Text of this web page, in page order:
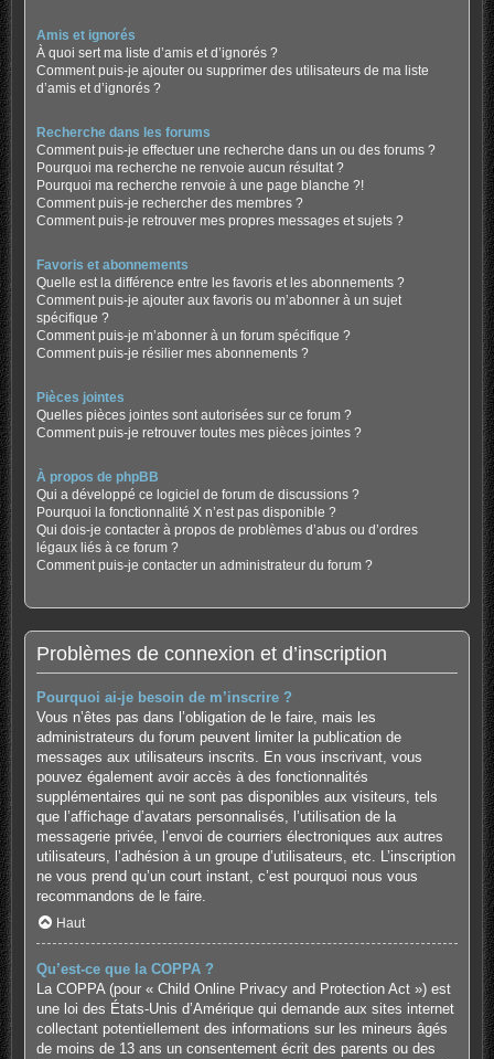
Amis et ignorés
À quoi sert ma liste d’amis et d’ignorés ?
Comment puis-je ajouter ou supprimer des utilisateurs de ma liste
d’amis et d’ignorés ?
Recherche dans les forums
Comment puis-je effectuer une recherche dans un ou des forums ?
Pourquoi ma recherche ne renvoie aucun résultat ?
Pourquoi ma recherche renvoie à une page blanche ?!
Comment puis-je rechercher des membres ?
Comment puis-je retrouver mes propres messages et sujets ?
Favoris et abonnements
Quelle est la différence entre les favoris et les abonnements ?
Comment puis-je ajouter aux favoris ou m’abonner à un sujet
spécifique ?
Comment puis-je m’abonner à un forum spécifique ?
Comment puis-je résilier mes abonnements ?
Pièces jointes
Quelles pièces jointes sont autorisées sur ce forum ?
Comment puis-je retrouver toutes mes pièces jointes ?
À propos de phpBB
Qui a développé ce logiciel de forum de discussions ?
Pourquoi la fonctionnalité X n’est pas disponible ?
Qui dois-je contacter à propos de problèmes d’abus ou d’ordres
légaux liés à ce forum ?
Comment puis-je contacter un administrateur du forum ?
Problèmes de connexion et d’inscription
Pourquoi ai-je besoin de m’inscrire ?
Vous n’êtes pas dans l’obligation de le faire, mais les
administrateurs du forum peuvent limiter la publication de
messages aux utilisateurs inscrits. En vous inscrivant, vous
pouvez également avoir accès à des fonctionnalités
supplémentaires qui ne sont pas disponibles aux visiteurs, tels
que l’affichage d’avatars personnalisés, l’utilisation de la
messagerie privée, l’envoi de courriers électroniques aux autres
utilisateurs, l’adhésion à un groupe d’utilisateurs, etc. L’inscription
ne vous prend qu’un court instant, c’est pourquoi nous vous
recommandons de le faire.
Haut
Qu’est-ce que la COPPA ?
La COPPA (pour « Child Online Privacy and Protection Act ») est
une loi des États-Unis d’Amérique qui demande aux sites internet
collectant potentiellement des informations sur les mineurs âgés
de moins de 13 ans un consentement écrit des parents ou des